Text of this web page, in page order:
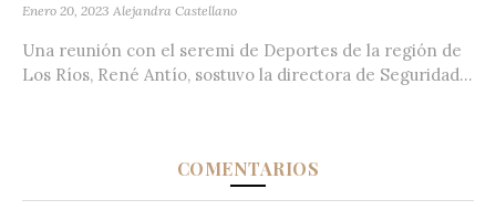
Enero 20, 2023 Alejandra Castellano
Una reunión con el seremi de Deportes de la región de
Los Ríos, René Antío, sostuvo la directora de Seguridad...
COMENTARIOS